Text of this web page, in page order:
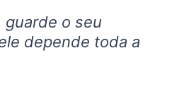
guarde o seu
depende toda a